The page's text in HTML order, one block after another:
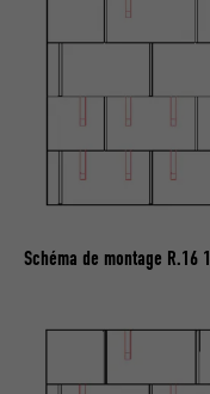
Schéma de montage R.16 1